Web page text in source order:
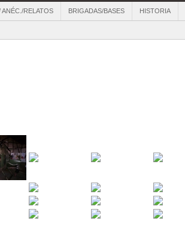
ANÉC./RELATOS BRIGADAS/BASES HISTORIA